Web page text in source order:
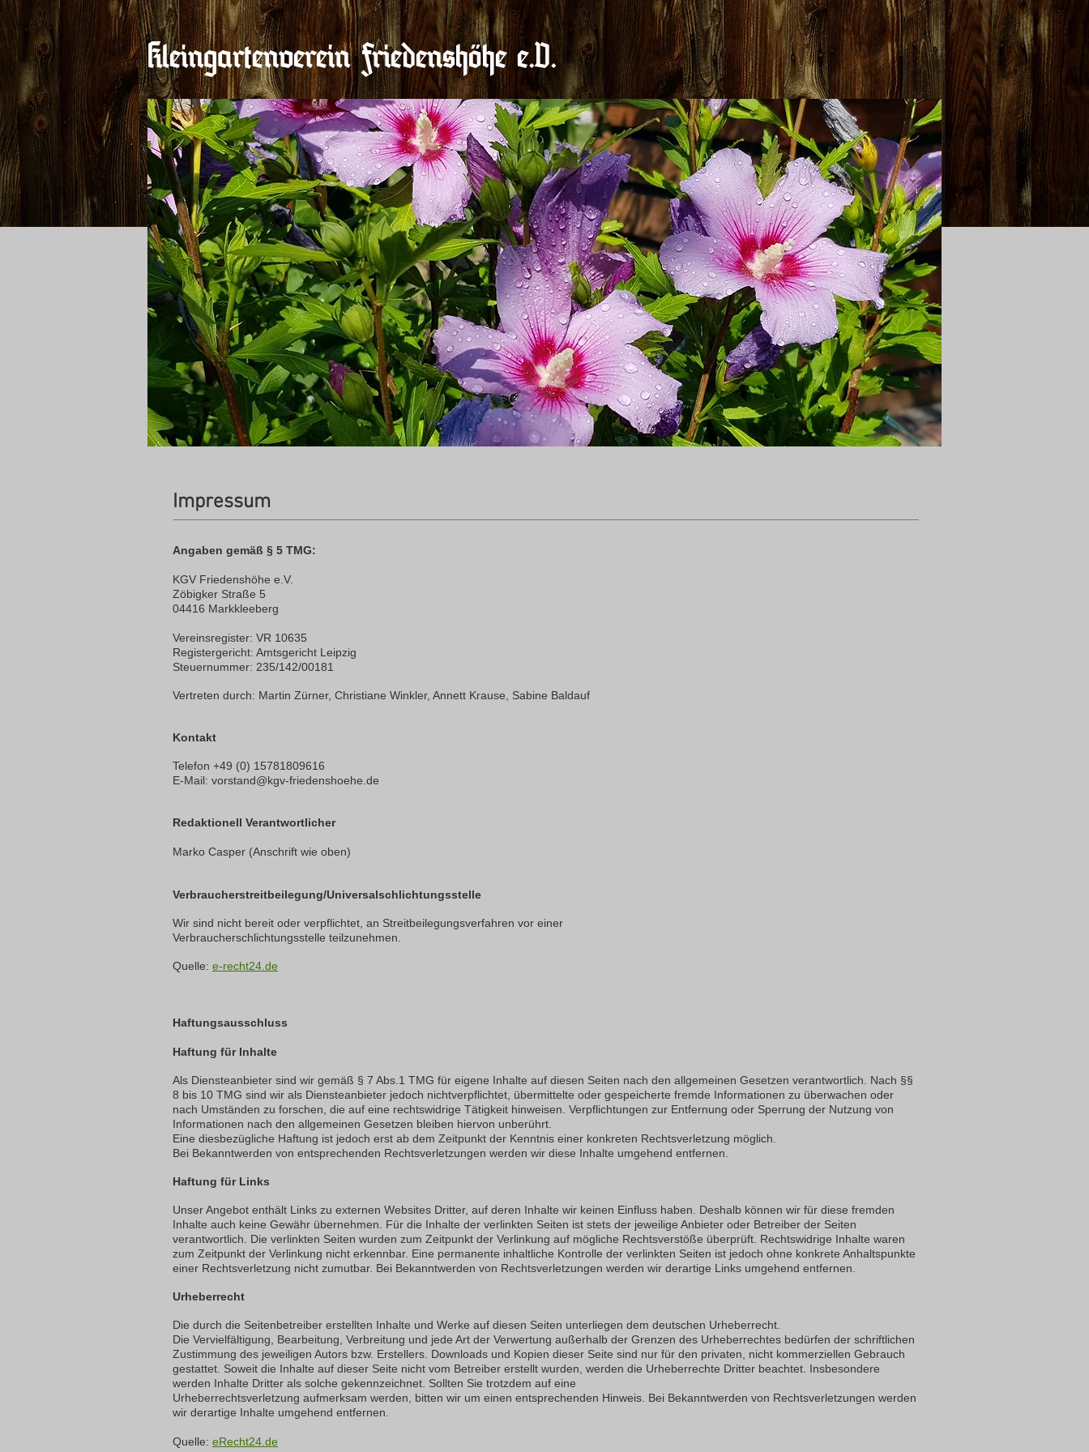
Kleingartenverein Frieden$höhe e.V.
Home Anlage Freie Gärten Services Gaststätte Friedenshöhe Kontakt
Impressum
Angaben gemäß § 5 TMG:
KGV Friedenshöhe e.V.
Zöbigker Straße 5
04416 Markkleeberg
Vereinsregister: VR 10635
Registergericht: Amtsgericht Leipzig
Steuernummer: 235/142/00181
Vertreten durch: Martin Zürner, Christiane Winkler, Annett Krause, Sabine Baldauf
Kontakt
Telefon +49 (0) 15781809616
E-Mail: vorstand@kgv-friedenshoehe.de
Redaktionell Verantwortlicher
Marko Casper (Anschrift wie oben)
Verbraucherstreitbeilegung/Universalschlichtungsstelle
Wir sind nicht bereit oder verpflichtet, an Streitbeilegungsverfahren vor einer
Verbraucherschlichtungsstelle teilzunehmen.
Quelle: e-recht24.de
Haftungsausschluss
Haftung für Inhalte
Als Diensteanbieter sind wir gemäß § 7 Abs.1 TMG für eigene Inhalte auf diesen Seiten nach den allgemeinen Gesetzen verantwortlich. Nach §§
8 bis 10 TMG sind wir als Diensteanbieter jedoch nichtverpflichtet, übermittelte oder gespeicherte fremde Informationen zu überwachen oder
nach Umständen zu forschen, die auf eine rechtswidrige Tätigkeit hinweisen. Verpflichtungen zur Entfernung oder Sperrung der Nutzung von
Informationen nach den allgemeinen Gesetzen bleiben hiervon unberührt.
Eine diesbezügliche Haftung ist jedoch erst ab dem Zeitpunkt der Kenntnis einer konkreten Rechtsverletzung möglich.
Bei Bekanntwerden von entsprechenden Rechtsverletzungen werden wir diese Inhalte umgehend entfernen.
Haftung für Links
Unser Angebot enthält Links zu externen Websites Dritter, auf deren Inhalte wir keinen Einfluss haben. Deshalb können wir für diese fremden
Inhalte auch keine Gewähr übernehmen. Für die Inhalte der verlinkten Seiten ist stets der jeweilige Anbieter oder Betreiber der Seiten
verantwortlich. Die verlinkten Seiten wurden zum Zeitpunkt der Verlinkung auf mögliche Rechtsverstöße überprüft. Rechtswidrige Inhalte waren
zum Zeitpunkt der Verlinkung nicht erkennbar. Eine permanente inhaltliche Kontrolle der verlinkten Seiten ist jedoch ohne konkrete Anhaltspunkte
einer Rechtsverletzung nicht zumutbar. Bei Bekanntwerden von Rechtsverletzungen werden wir derartige Links umgehend entfernen.
Urheberrecht
Die durch die Seitenbetreiber erstellten Inhalte und Werke auf diesen Seiten unterliegen dem deutschen Urheberrecht.
Die Vervielfältigung, Bearbeitung, Verbreitung und jede Art der Verwertung außerhalb der Grenzen des Urheberrechtes bedürfen der schriftlichen
Zustimmung des jeweiligen Autors bzw. Erstellers. Downloads und Kopien dieser Seite sind nur für den privaten, nicht kommerziellen Gebrauch
gestattet. Soweit die Inhalte auf dieser Seite nicht vom Betreiber erstellt wurden, werden die Urheberrechte Dritter beachtet. Insbesondere
werden Inhalte Dritter als solche gekennzeichnet. Sollten Sie trotzdem auf eine
Urheberrechtsverletzung aufmerksam werden, bitten wir um einen entsprechenden Hinweis. Bei Bekanntwerden von Rechtsverletzungen werden
wir derartige Inhalte umgehend entfernen.
Quelle: eRecht24.de